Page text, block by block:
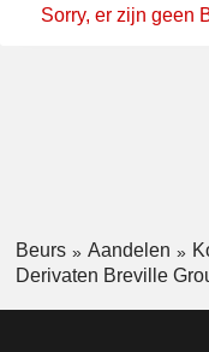
Sorry, er zijn geen
Beurs Aandelen
Derivaten Breville